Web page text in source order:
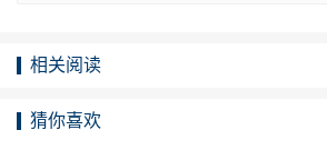
相关阅读
猜你喜欢